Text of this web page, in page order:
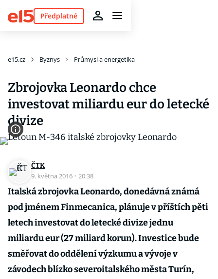
Předplatné
e15.cz Byznys Průmysl a energetika
Zbrojovka Leonardo chce
investovat miliardu eur do letecké
divize
ČTK
9. května 2016 · 20:38
Italská zbrojovka Leonardo, donedávná známá
pod jménem Finmecanica, plánuje v příštích pěti
letech investovat do letecké divize jednu
miliardu eur (27 miliard korun). Investice bude
směřovat do oddělení výzkumu a vývoje v
závodech blízko severoitalského města Turín,